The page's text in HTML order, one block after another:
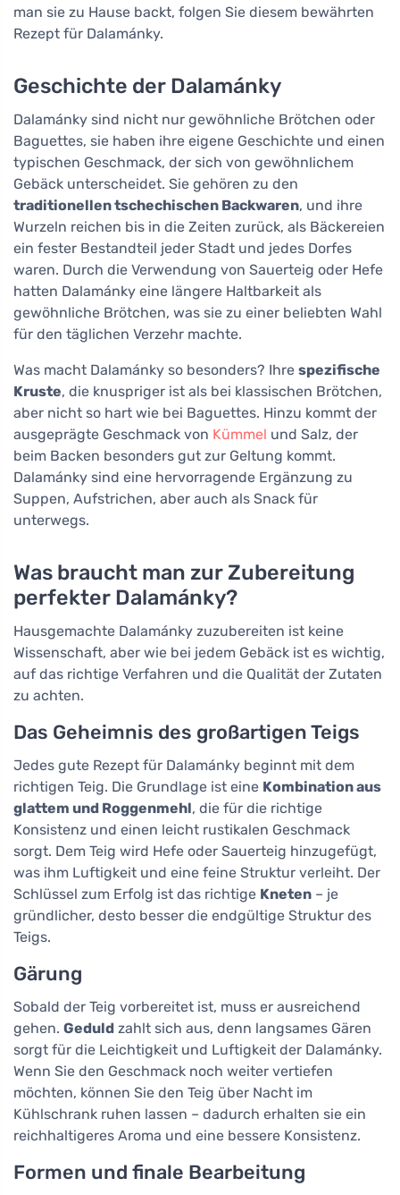
man sie zu Hause backt, folgen Sie diesem bewährten
Rezept für Dalamánky.
Geschichte der Dalamánky
Dalamánky sind nicht nur gewöhnliche Brötchen oder
Baguettes, sie haben ihre eigene Geschichte und einen
typischen Geschmack, der sich von gewöhnlichem
Gebäck unterscheidet. Sie gehören zu den
traditionellen tschechischen Backwaren, und ihre
Wurzeln reichen bis in die Zeiten zurück, als Bäckereien
ein fester Bestandteil jeder Stadt und jedes Dorfes
waren. Durch die Verwendung von Sauerteig oder Hefe
hatten Dalamánky eine längere Haltbarkeit als
gewöhnliche Brötchen, was sie zu einer beliebten Wahl
für den täglichen Verzehr machte.
Was macht Dalamánky so besonders? Ihre spezifische
Kruste, die knuspriger ist als bei klassischen Brötchen,
aber nicht so hart wie bei Baguettes. Hinzu kommt der
ausgeprägte Geschmack von Kümmel und Salz, der
beim Backen besonders gut zur Geltung kommt.
Dalamánky sind eine hervorragende Ergänzung zu
Suppen, Aufstrichen, aber auch als Snack für
unterwegs.
Was braucht man zur Zubereitung
perfekter Dalamánky?
Hausgemachte Dalamánky zuzubereiten ist keine
Wissenschaft, aber wie bei jedem Gebäck ist es wichtig,
auf das richtige Verfahren und die Qualität der Zutaten
zu achten.
Das Geheimnis des großartigen Teigs
Jedes gute Rezept für Dalamánky beginnt mit dem
richtigen Teig. Die Grundlage ist eine Kombination aus
glattem und Roggenmehl, die für die richtige
Konsistenz und einen leicht rustikalen Geschmack
sorgt. Dem Teig wird Hefe oder Sauerteig hinzugefügt,
was ihm Luftigkeit und eine feine Struktur verleiht. Der
Schlüssel zum Erfolg ist das richtige Kneten – je
gründlicher, desto besser die endgültige Struktur des
Teigs.
Gärung
Sobald der Teig vorbereitet ist, muss er ausreichend
gehen. Geduld zahlt sich aus, denn langsames Gären
sorgt für die Leichtigkeit und Luftigkeit der Dalamánky.
Wenn Sie den Geschmack noch weiter vertiefen
möchten, können Sie den Teig über Nacht im
Kühlschrank ruhen lassen – dadurch erhalten sie ein
reichhaltigeres Aroma und eine bessere Konsistenz.
Formen und finale Bearbeitung